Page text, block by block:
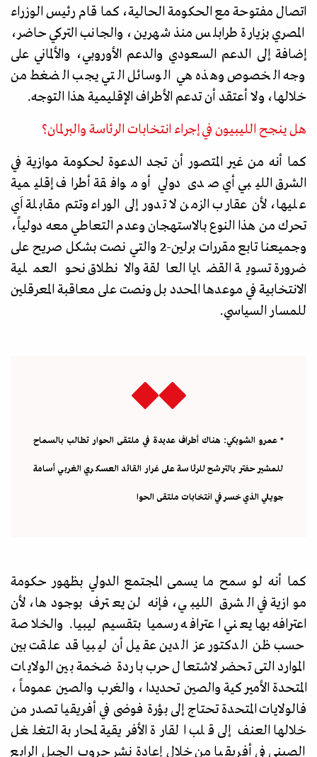
اتصال مفتوحة مع الحكومة الحالية، كما قام رئيس الوزراء
المصري بزيارة طرابلس منذ شهرين، والجانب التركي حاضر،
إضافة إلى الدعم السعودي والدعم الأوروبي، والألماني على
وجه الخصوص وهذه هي الوسائل التي يجب الضغط من
خلالها، ولا أعتقد أن تدعم الأطراف الإقليمية هذا التوجه.
هل ينجح الليبيون في إجراء انتخابات الرئاسة والبرلمان؟
كما أنه من غير المتصور أن تجد الدعوة لحكومة موازية في
الشرق الليبي أي صدى دولي أو موافقة أطراف إقليمية
عليها، لأن عقارب الزمن لا تدور إلى الوراء وتتم مقابلة اَي
تحرك من هذا النوع بالاستهجان وعدم التعاطي معه دولياً،
وجميعنا تابع مقررات برلين-2 والتي نصت بشكل صريح على
ضرورة تسوية القضايا العالقة والانطلاق نحو العملية
الانتخابية في موعدها المحدد بل ونصت على معاقبة المعرقلين
للمسار السياسي.
* عمرو الشوبكي: هناك أطراف عديدة في ملتقى الحوار تطالب بالسماح
للمشير حفتر بالترشح للرئاسة على غرار القائد العسكري الغربي أسامة
جويلي الذي خسر في انتخابات ملتقى الحوا
كما أنه لو سمح ما يسمى المجتمع الدولي بظهور حكومة
موازية في الشرق الليبي، فإنه لن يعترف بوجودها، لأن
اعترافه بها يعني اعترافه رسميا بتقسيم ليبيا. والخلاصة
حسب ظن الدكتور عز الدين عقيل أن ليبيا قد علقت بين
الموارد التى تحضر لاشتعال حرب باردة ضخمة بين الولايات
المتحدة الأميركية والصين تحديدا، والغرب والصين عموماً،
فالولايات المتحدة تحتاج إلى بؤرة فوضى في أفريقيا تصدر من
خلالها العنف إلى قلب القارة الأفريقية لمحاربة التغلغل
الصيني في أفريقيا من خلال إعادة نشر حروب الجيل الرابع